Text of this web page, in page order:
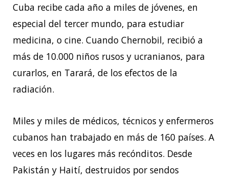
Cuba recibe cada año a miles de jóvenes, en
especial del tercer mundo, para estudiar
medicina, o cine. Cuando Chernobil, recibió a
más de 10.000 niños rusos y ucranianos, para
curarlos, en Tarará, de los efectos de la
radiación.
Miles y miles de médicos, técnicos y enfermeros
cubanos han trabajado en más de 160 países. A
veces en los lugares más recónditos. Desde
Pakistán y Haití, destruidos por sendos